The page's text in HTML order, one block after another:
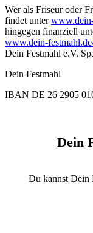
Wer als Friseur oder
findet unter
hingegen finanziell
www.dein-
Dein Festmahl e.V.
Dein Festmahl
IBAN DE 26 2905
Dein
Du kannst Dein